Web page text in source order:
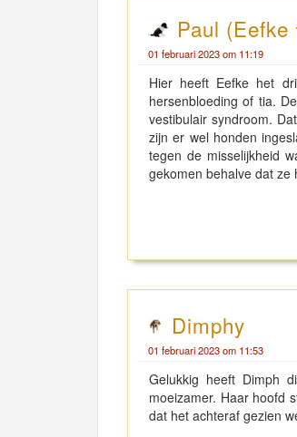
Paul
01 februari 2023 om 11:19
Hier heeft Eefke het
hersenbloeding of tia.
vestibulair syndroom.
zijn er wel honden
tegen de misselijkheid
gekomen behalve dat ze
Dimphy
01 februari 2023 om 11:53
Gelukkig heeft Dimph
moeizamer. Haar hoofd
dat het achteraf gezien